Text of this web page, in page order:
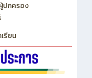
ปกครอง
รียน